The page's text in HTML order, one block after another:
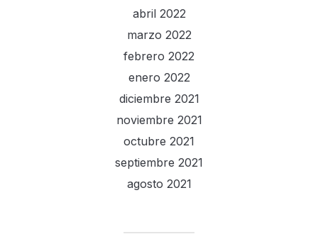
abril 2022
marzo 2022
febrero 2022
enero 2022
diciembre 2021
noviembre 2021
octubre 2021
septiembre 2021
agosto 2021